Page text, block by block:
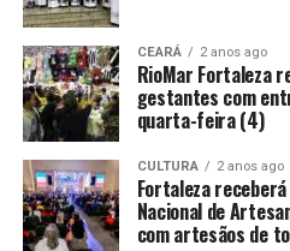
CEARÁ 2 anos ago
RioMar Fortaleza
gestantes com
quarta-feira (4)
CULTURA 2 anos ago
Fortaleza
Nacional de
com artesãos de